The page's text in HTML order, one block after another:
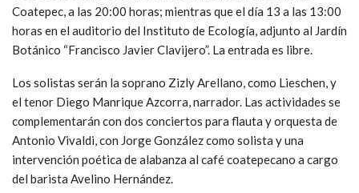
Coatepec, a las 20:00 horas; mientras que el día 13 a las 13:00
horas en el auditorio del Instituto de Ecología, adjunto al Jardín
Botánico “Francisco Javier Clavijero”. La entrada es libre.
Los solistas serán la soprano Zizly Arellano, como Lieschen, y
el tenor Diego Manrique Azcorra, narrador. Las actividades se
complementarán con dos conciertos para flauta y orquesta de
Antonio Vivaldi, con Jorge González como solista y una
intervención poética de alabanza al café coatepecano a cargo
del barista Avelino Hernández.